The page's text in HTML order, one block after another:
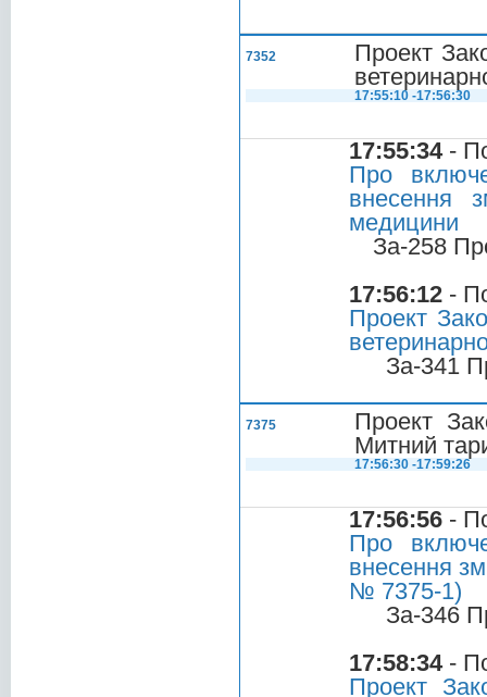
7352
Проект
17:55:10 -17:56:30
17:55:34-
Про
внесення
медицини
За-258
17:56:12 -
Проект
За-341
7375
Проект
Митний
17:56:30 -17:59:26
17:56:56 -
Про
внесення
№ 7375-1)
За-346
17:58:34-
Проект